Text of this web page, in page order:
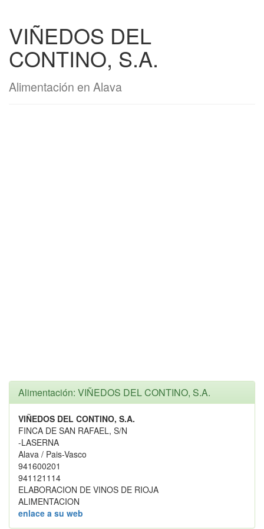
VIÑEDOS DEL
CONTINO, S.A.
Alimentación en Alava
Alimentación: VIÑEDOS DEL CONTINO, S.A.
VIÑEDOS DEL CONTINO, S.A.
FINCA DE SAN RAFAEL, S/N
-LASERNA
Alava / Pais-Vasco
941600201
941121114
ELABORACION DE VINOS DE RIOJA
ALIMENTACION
enlace a su web